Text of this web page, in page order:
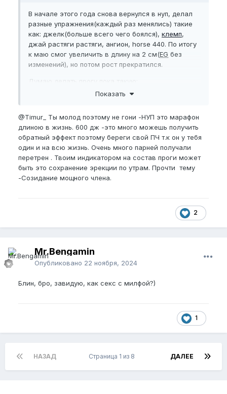
В начале этого года снова вернулся в нуп, делал
разные упражнения(каждый раз менялись) такие
как: джелк(больше всего чего боялся), клемп,
джай растяги растяги, ангион, horse 440. По итогу
к маю смог увеличить в длину на 2 см(EG без
изменений), но потом рост прекратился.
Думаю делать прогу пока такую:
Джай растяги 20 минут
Показать
@Timur_
Ты молод поэтому не гони -НУП это марафон
длиною в жизнь. 600 дж -это много можешь получить
обратный эффект поэтому береги свой ПЧ т.к он у тебя
один и на всю жизнь. Очень много парней получали
перетрен . Твоим индикатором на состав проги может
быть это сохранение эрекции по утрам. Прочти тему
-Созидание мощного члена.
2
Mr.Bengamin
Опубликовано 22 ноября, 2024
Блин, бро, завидую, как секс с милфой?)
1
НАЗАД ДАЛЕЕ
Страница 1 из 8